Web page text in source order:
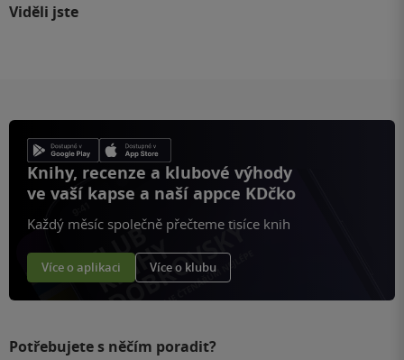
Viděli jste
Knihy, recenze a klubové výhody
ve vaší kapse a naší appce KDčko
Každý měsíc společně přečteme tisíce knih
Více o aplikaci Více o klubu
Potřebujete s něčím poradit?